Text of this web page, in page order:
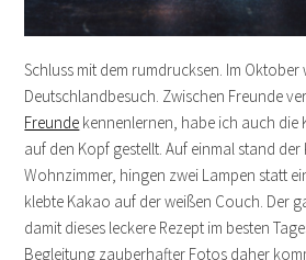
Schluss mit dem rumdrucksen. Im
Deutschlandbesuch. Zwischen Freunde
Freunde kennenlernen, habe ich auch die
auf den Kopf gestellt. Auf einmal stand der
Wohnzimmer, hingen zwei Lampen statt
klebte Kakao auf der weißen Couch. Der
damit dieses leckere Rezept im besten
Begleitung zauberhafter Fotos daher